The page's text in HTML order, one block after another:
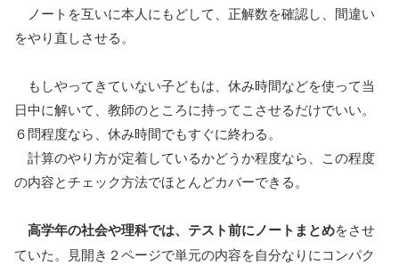
ノートを互いに本人にもどして、正解数を確認し、間違い
をやり直しさせる。
もしやってきていない子どもは、休み時間などを使って当
日中に解いて、教師のところに持ってこさせるだけでいい。
６問程度なら、休み時間でもすぐに終わる。
計算のやり方が定着しているかどうか程度なら、この程度
の内容とチェック方法でほとんどカバーできる。
高学年の社会や理科では、テスト前にノートまとめをさせ
ていた。見開き２ページで単元の内容を自分なりにコンパク